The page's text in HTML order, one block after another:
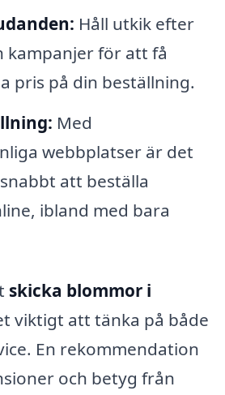
Håll utkik efter
kampanjer för att få
pris på din beställning.
Med
webbplatser är det
att beställa
ibland med bara
skicka blommor i
viktigt att tänka på både
En rekommendation
och betyg från